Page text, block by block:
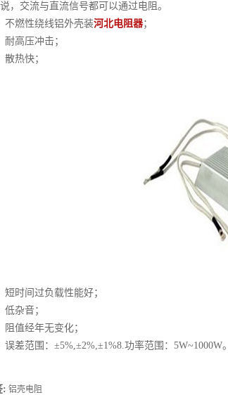
，交流与直流信号都可以通过电阻。
不燃性绕线铝外壳装河北电阻器；
耐高压冲击；
散热快；
短时间过负载性能好；
低杂音；
阻值经年无变化；
误差范围：±5%,±2%,±1%8.功率范围：5W~1000W。
: 铝壳电阻